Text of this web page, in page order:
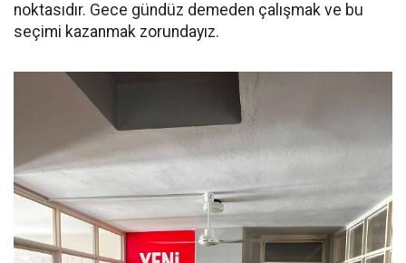
noktasıdır. Gece gündüz demeden çalışmak ve bu
seçimi kazanmak zorundayız.